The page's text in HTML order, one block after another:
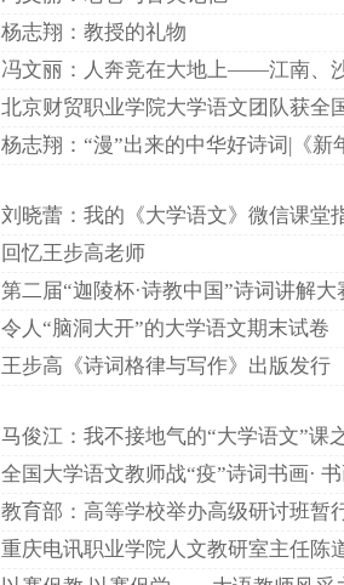
杨志翔：教授的礼物
冯文丽：人奔竞在大地上——江南、
北京财贸职业学院大学语文团队获全
杨志翔：“漫”出来的中华好诗词|《新
刘晓蕾：我的《大学语文》微信课堂
回忆王步高老师
第二届“迦陵杯·诗教中国”诗词讲解大
令人“脑洞大开”的大学语文期末试卷
王步高《诗词格律与写作》出版发行
马俊江：我不接地气的“大学语文”课
全国大学语文教师战“疫”诗词书画·
教育部：高等学校举办高级研讨班暂
重庆电讯职业学院人文教研室主任陈